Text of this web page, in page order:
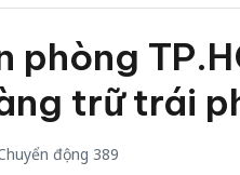
phòng
trữ trái
động 389